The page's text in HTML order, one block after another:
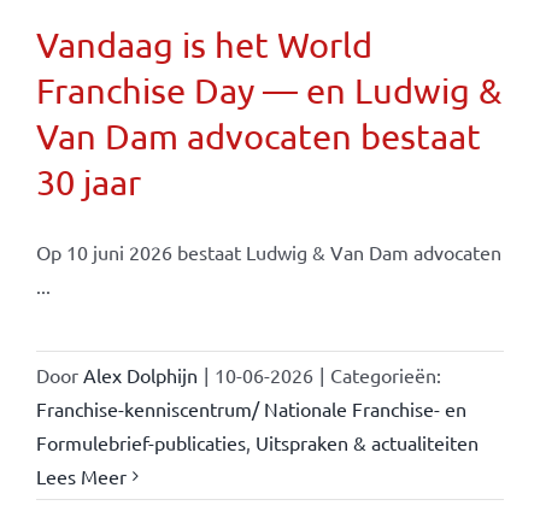
Vandaag is het World
Franchise Day — en Ludwig &
Van Dam advocaten bestaat
30 jaar
Op 10 juni 2026 bestaat Ludwig & Van Dam advocaten
Door Alex Dolphijn | 10-06-2026 | Categorieën:
Franchise-kenniscentrum/ Nationale Franchise- en
Formulebrief-publicaties, Uitspraken & actualiteiten
Lees Meer